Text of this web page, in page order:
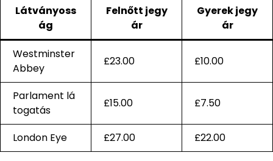
Látványoss
ág
Felnőtt jegy
ár
Gyerek jegy
ár
Westminster
Abbey
£23.00 £10.00
Parlament lá
togatás
£15.00 £7.50
London Eye £27.00 £22.00